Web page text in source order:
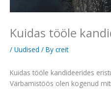
Kuidas tööle
/ Uudised / By creit
Kuidas tööle kandideerides
Värbamistöös olen kogenud